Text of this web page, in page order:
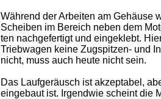
Während der Arbeiten am Gehäuse
Scheiben im Bereich neben dem
ten nachgefertigt und eingeklebt.
Triebwagen keine Zugspitzen- und
nicht, muss auch heute nicht sein.
Das Laufgeräusch ist akzeptabel,
eingebaut ist. Irgendwie scheint die